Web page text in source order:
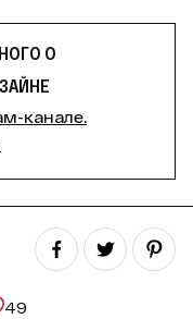
О
канале.
49